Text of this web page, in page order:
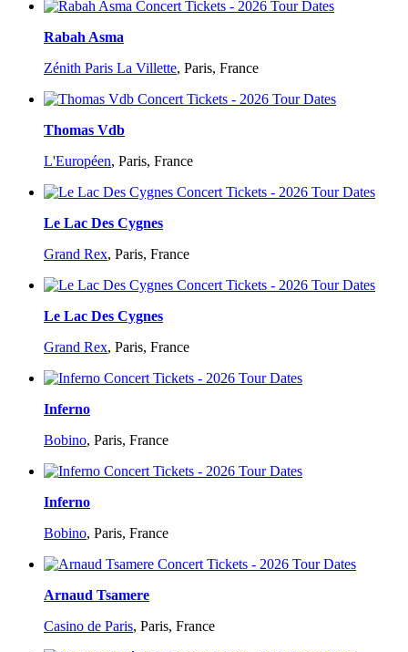
Rabah Asma
Zénith Paris La Villette, Paris, France
Thomas Vdb
L'Européen, Paris, France
Le Lac Des Cygnes
Grand Rex, Paris, France
Le Lac Des Cygnes
Grand Rex, Paris, France
Inferno
Bobino, Paris, France
Inferno
Bobino, Paris, France
Arnaud Tsamere
Casino de Paris, Paris, France